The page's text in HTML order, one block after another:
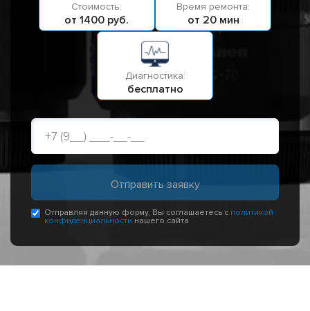
Стоимость:
от 1400 руб.
Время ремонта:
от 20 мин
Диагностика:
бесплатно
Отправляя данную форму, Вы соглашаетесь с политикой
конфиденциальности нашего сайта